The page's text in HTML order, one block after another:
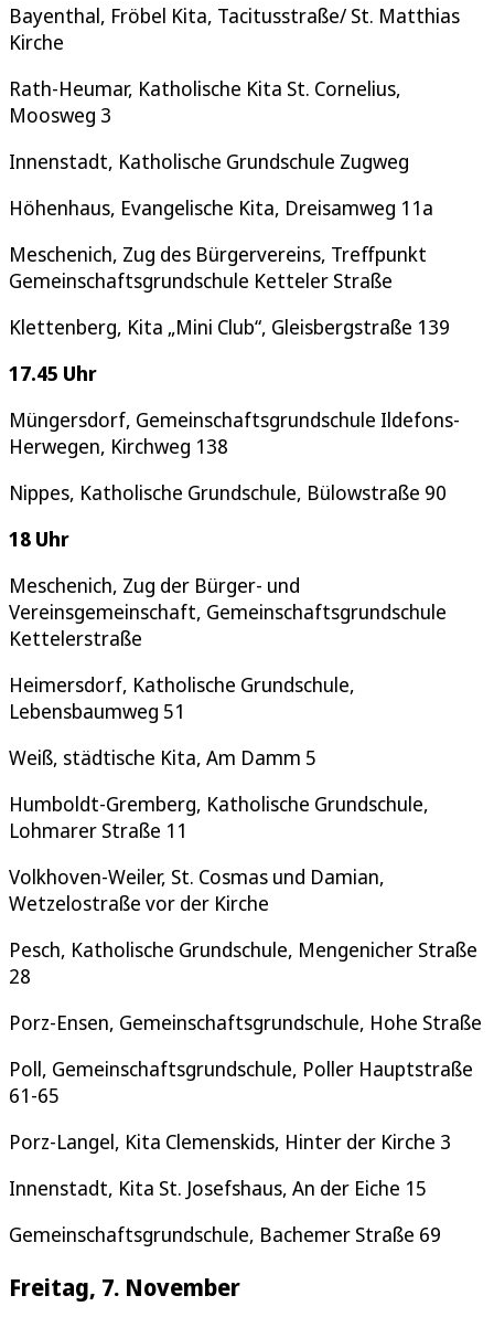
Bayenthal, Fröbel Kita, Tacitusstraße/ St. Matthias
Kirche
Rath-Heumar, Katholische Kita St. Cornelius,
Moosweg 3
Innenstadt, Katholische Grundschule Zugweg
Höhenhaus, Evangelische Kita, Dreisamweg 11a
Meschenich, Zug des Bürgervereins, Treffpunkt
Gemeinschaftsgrundschule Ketteler Straße
Klettenberg, Kita „Mini Club“, Gleisbergstraße 139
17.45 Uhr
Müngersdorf, Gemeinschaftsgrundschule Ildefons-
Herwegen, Kirchweg 138
Nippes, Katholische Grundschule, Bülowstraße 90
18 Uhr
Meschenich, Zug der Bürger- und
Vereinsgemeinschaft, Gemeinschaftsgrundschule
Kettelerstraße
Heimersdorf, Katholische Grundschule,
Lebensbaumweg 51
Weiß, städtische Kita, Am Damm 5
Humboldt-Gremberg, Katholische Grundschule,
Lohmarer Straße 11
Volkhoven-Weiler, St. Cosmas und Damian,
Wetzelostraße vor der Kirche
Pesch, Katholische Grundschule, Mengenicher Straße
28
Porz-Ensen, Gemeinschaftsgrundschule, Hohe Straße
Poll, Gemeinschaftsgrundschule, Poller Hauptstraße
61-65
Porz-Langel, Kita Clemenskids, Hinter der Kirche 3
Innenstadt, Kita St. Josefshaus, An der Eiche 15
Gemeinschaftsgrundschule, Bachemer Straße 69
Freitag, 7. November